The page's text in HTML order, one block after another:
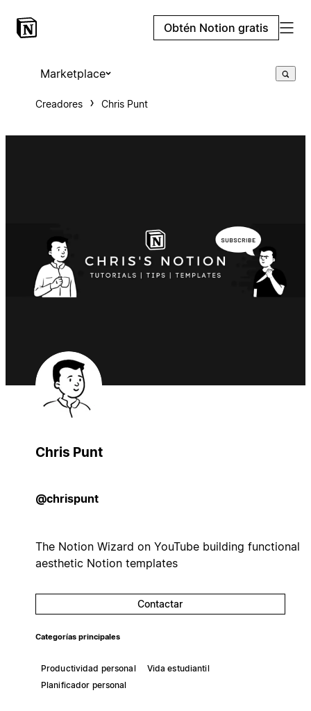
Obtén Notion gratis
Marketplace
Creadores Chris Punt
Chris Punt
@chrispunt
The Notion Wizard on YouTube building functional
aesthetic Notion templates
Contactar
Categorías principales
Productividad personal
Vida estudiantil
Planificador personal